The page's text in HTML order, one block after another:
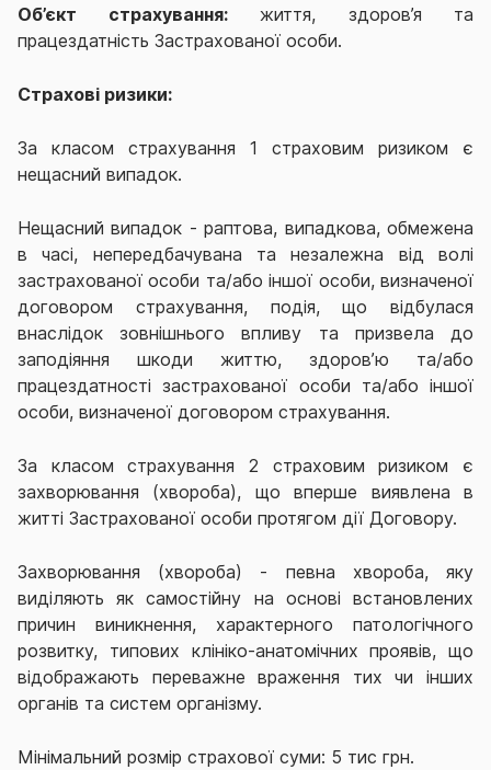
Об’єкт страхування:життя, здоров’я
та
працездатність Застрахованої особи.
Страхові ризики:
За класом страхування 1 страховим ризиком є
нещасний випадок.
Нещасний випадок - раптова, випадкова, обмежена
в часі, непередбачувана та незалежна від волі
застрахованої особи та/або іншої особи, визначеної
договором страхування, подія, що відбулася
внаслідок зовнішнього впливу та призвела до
заподіяння шкоди життю, здоров’ю та/або
працездатності застрахованої особи та/або іншої
особи, визначеної договором страхування.
За класом страхування 2 страховим ризиком є
захворювання (хвороба), що вперше виявлена в
житті Застрахованої особи протягом дії Договору.
Захворювання (хвороба) - певна хвороба, яку
виділяють як самостійну на основі встановлених
причин виникнення, характерного патологічного
розвитку, типових клініко-анатомічних проявів, що
відображають переважне враження тих чи інших
органів та систем організму.
Мінімальний розмір страхової суми: 5 тис грн.